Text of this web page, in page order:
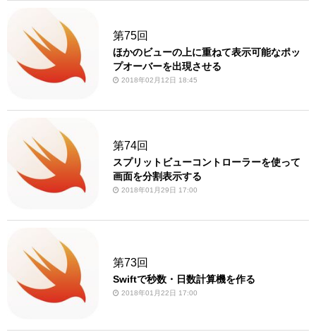
第75回
ほかのビューの上に重ねて表示可能なポッ
プオーバーを出現させる
2018年02月12日 18:45
第74回
スプリットビューコントローラーを使って
画面を分割表示する
2018年01月29日 17:00
第73回
Swiftで秒数・日数計算機を作る
2018年01月22日 17:00